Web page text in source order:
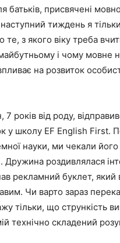
батьків, присвячені
тиждень я
те, з якого віку треба
і чому мовне
на розвиток
років від роду,
у школу EF English First.
науки, ми чекали
Дружина роздивлялася
рекламний буклет, який
Чи варто зараз
тільки, що стрункість
технічно складений